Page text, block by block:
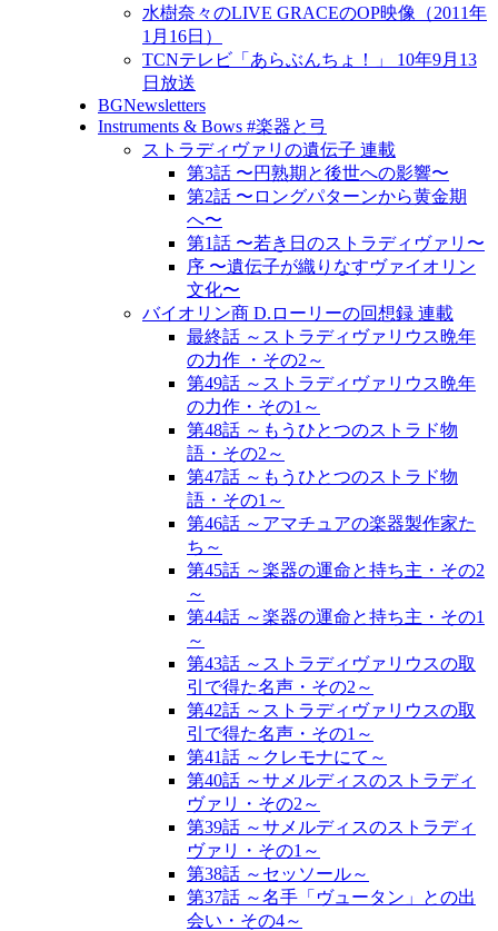
水樹奈々のLIVE GRACEのOP映像（2011年
1月16日）
TCNテレビ「あらぶんちょ！」 10年9月13
日放送
BGNewsletters
Instruments & Bows #楽器と弓
ストラディヴァリの遺伝子 連載
第3話 〜円熟期と後世への影響〜
第2話 〜ロングパターンから黄金期
へ〜
第1話 〜若き日のストラディヴァリ〜
序 〜遺伝子が織りなすヴァイオリン
文化〜
バイオリン商 D.ローリーの回想録 連載
最終話 ～ストラディヴァリウス晩年
の力作 ・その2～
第49話 ～ストラディヴァリウス晩年
の力作・その1～
第48話 ～もうひとつのストラド物
語・その2～
第47話 ～もうひとつのストラド物
語・その1～
第46話 ～アマチュアの楽器製作家た
ち～
第45話 ～楽器の運命と持ち主・その2
～
第44話 ～楽器の運命と持ち主・その1
～
第43話 ～ストラディヴァリウスの取
引で得た名声・その2～
第42話 ～ストラディヴァリウスの取
引で得た名声・その1～
第41話 ～クレモナにて～
第40話 ～サメルディスのストラディ
ヴァリ・その2～
第39話 ～サメルディスのストラディ
ヴァリ・その1～
第38話 ～セッソール～
第37話 ～名手「ヴュータン」との出
会い・その4～